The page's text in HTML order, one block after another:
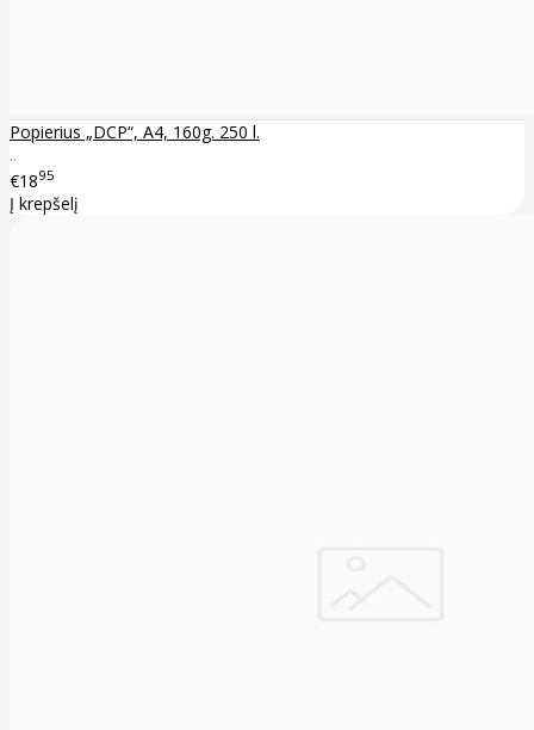
Popierius „DCP“, A4, 160g. 250 l.
..
€1895
Į krepšelį